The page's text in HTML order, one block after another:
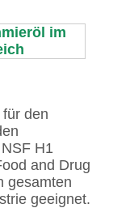
den
H1
and Drug
gesamten
geeignet.